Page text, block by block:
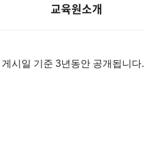
교육원소개
시일 기준 3년동안 공개됩니다.